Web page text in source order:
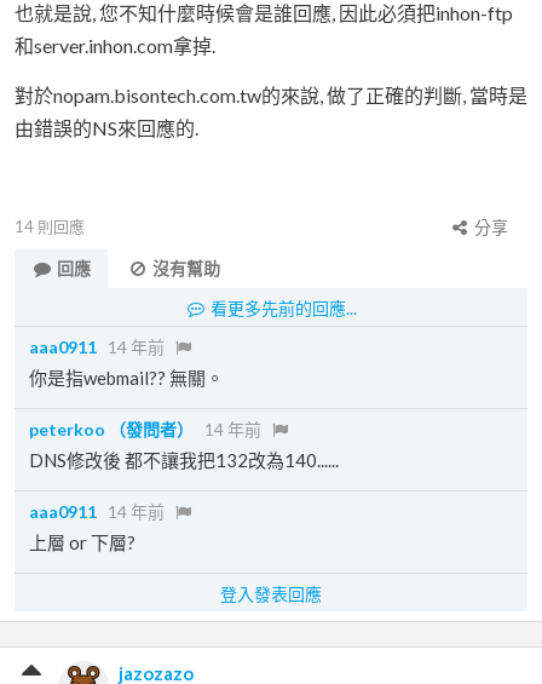
也就是說, 您不知什麼時候會是誰回應, 因此必須把inhon-ftp
和server.inhon.com拿掉.
對於nopam.bisontech.com.tw的來說, 做了正確的判斷, 當時是
由錯誤的NS來回應的.
14 則回應
分享
回應
沒有幫助
看更多先前的回應...
aaa0911 14 年前
你是指webmail?? 無關。
peterkoo （發問者） 14 年前
DNS修改後 都不讓我把132改為140......
aaa0911 14 年前
上層 or 下層?
登入發表回應
jazozazo